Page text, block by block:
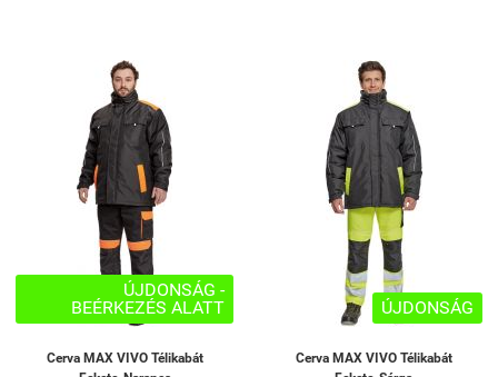
ÚJDONSÁG -
BEÉRKEZÉS ALATT
Cerva MAX VIVO Télikabát
ÚJDONSÁG
Cerva MAX VIVO Télikabát